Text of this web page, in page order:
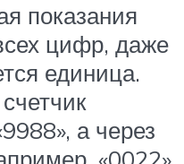
показания
цифр, даже
единица.
а через